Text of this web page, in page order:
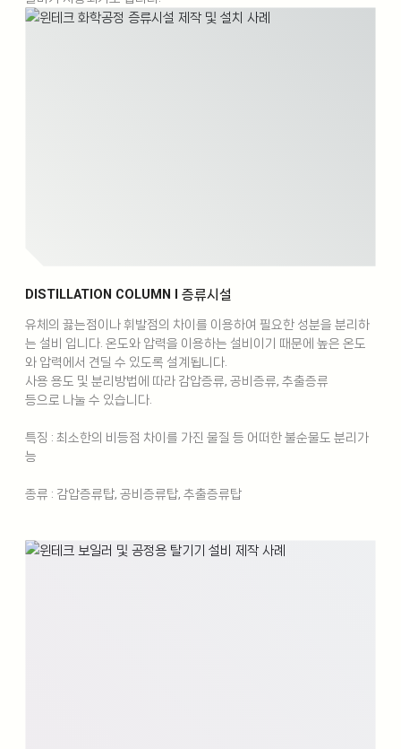
DISTILLATION COLUMN l 증류시설
유체의 끓는점이나 휘발점의 차이를 이용하여 필요한 성분을 분리하
는 설비 입니다. 온도와 압력을 이용하는 설비이기 때문에 높은 온도
와 압력에서 견딜 수 있도록 설계됩니다.
사용 용도 및 분리방법에 따라 감압증류, 공비증류, 추출증류
등으로 나눌 수 있습니다.
특징 : 최소한의 비등점 차이를 가진 물질 등 어떠한 불순물도 분리가
능
종류 : 감압증류탑, 공비증류탑, 추출증류탑